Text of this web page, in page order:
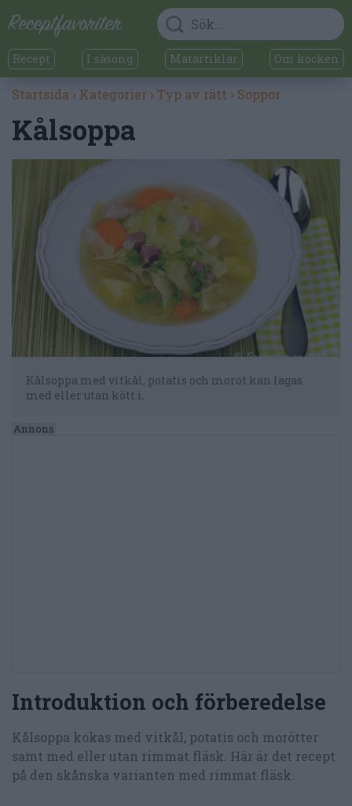
Recept I säsong Matartiklar Om kocken
Startsida › Kategorier › Typ av rätt › Soppor
Kålsoppa
Kålsoppa med vitkål, potatis och morot kan lagas
med eller utan kött i.
Introduktion och förberedelse
Kålsoppa kokas med vitkål, potatis och morötter
samt med eller utan rimmat fläsk. Här är det recept
på den skånska varianten med rimmat fläsk.